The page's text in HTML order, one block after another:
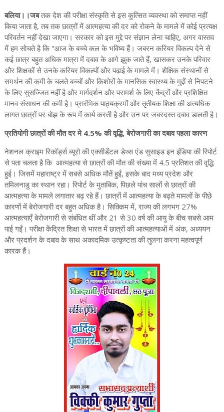
बलिया।।जबतक देश की परीक्षा संस्कृति से इस कुत्सित व्यवस्था को समाप्त नहीं
किया जाता है, तब तक छात्रों में आत्महत्या की दर को रोकने के मामले में कोई प्रत्यक्ष
परिवर्तन नहीं देखा जाएगा। सरकार को इस मुद्दे पर संज्ञान लेना चाहिए, अगर वास्तव
में हम सोचते है कि "आज के बच्चे कल के भविष्य हैं। जबरन करियर विकल्प देने से
कई छात्र बहुत अधिक मात्रा में दबाव के आगे झुक जाते हैं, खासकर उनके परिवार
और शिक्षकों से उनके करियर विकल्पों और पढ़ाई के मामले में। शैक्षिक संस्थानों से
समर्थन की कमी के चलते बच्चों और किशोरों के मानसिक स्वास्थ्य के मुद्दों से निपटने
के लिए सुसज्जित नहीं है और मार्गदर्शन और परामर्श के लिए केंद्रों और प्रशिक्षित
मानव संसाधन की कमी है। प्रारंभिक पाठ्यक्रमों और तृतीयक शिक्षा की अत्यधिक
लागत छात्रों पर बोझ के रूप में कार्य करती है और उन पर जबरदस्त दबाव डालती है।
प्रतियोगी छात्रों की मौत दर मे 4.5% की वृद्धि, बेरोजगारी का दबाव पहला कारण
नेशनल क्राइम रिकॉर्ड्स ब्यूरो की एक्सीडेंटल डेथ्स एंड सुसाइड इन इंडिया की रिपोर्ट
से पता चलता है कि आत्महत्या से छात्रों की मौत की संख्या में 4.5 प्रतिशत की वृद्धि
हुई। जिसमें महाराष्ट्र में सबसे अधिक मौतें हुईं, इसके बाद मध्य प्रदेश और
तमिलनाडु का स्थान रहा। रिपोर्ट के मुताबिक, पिछले पांच सालों से छात्रों की
आत्महत्या के मामले लगातार बढ़ रहे हैं। छात्रों में आत्महत्या के बढ़ते मामलों के पीछे
कारणों में बेरोजगारी दर बहुत अधिक है। सिक्किम में, राज्य की लगभग 27%
आत्महत्याएँ बेरोजगारी से संबंधित थीं और 21 से 30 वर्ष की आयु के बीच सबसे आम
पाई गईं। परीक्षा केंद्रित शिक्षा से भारत में छात्रों की आत्महत्याओं में अंक, अध्ययन
और प्रदर्शन के दबाव के साथ अकादमिक उत्कृष्टता की तुलना करना महत्वपूर्ण
कारक हैं।